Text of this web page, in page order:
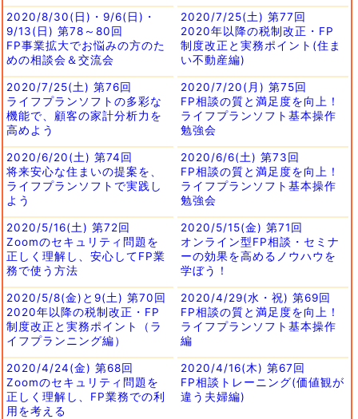
2020/8/30(日)・9/6(日)・
9/13(日) 第78～80回
FP事業拡大でお悩みの方のた
めの相談会＆交流会
2020/7/25(土) 第77回
2020年以降の税制改正・FP
制度改正と実務ポイント(住ま
い不動産編)
2020/7/25(土) 第76回
ライフプランソフトの多彩な
機能で、顧客の家計分析力を
高めよう
2020/7/20(月) 第75回
FP相談の質と満足度を向上！
ライフプランソフト基本操作
勉強会
2020/6/20(土) 第74回
将来安心な住まいの提案を、
ライフプランソフトで実践し
よう
2020/6/6(土) 第73回
FP相談の質と満足度を向上！
ライフプランソフト基本操作
勉強会
2020/5/16(土) 第72回
Zoomのセキュリティ問題を
正しく理解し、安心してFP業
務で使う方法
2020/5/15(金) 第71回
オンライン型FP相談・セミナ
ーの効果を高めるノウハウを
学ぼう！
2020/5/8(金)と9(土) 第70回
2020年以降の税制改正・FP
制度改正と実務ポイント（ラ
イフプランニング編）
2020/4/29(水・祝) 第69回
FP相談の質と満足度を向上！
ライフプランソフト基本操作
編
2020/4/24(金) 第68回
Zoomのセキュリティ問題を
正しく理解し、FP業務での利
用を考える
2020/4/16(木) 第67回
FP相談トレーニング(価値観が
違う夫婦編)